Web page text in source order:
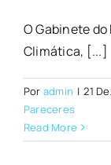
O Gabinete
Climática, [...]
Por admin | 21
Pareceres
Read More